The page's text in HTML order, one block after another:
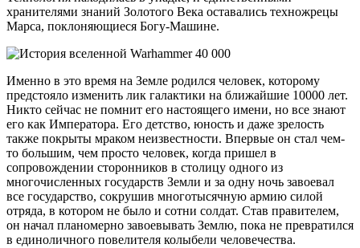
хранителями знаний Золотого Века оставались техножрецы
Марса, поклоняющиеся Богу-Машине.
Именно в это время на Земле родился человек, которому
предстояло изменить лик галактики на ближайшие 10000 лет.
Никто сейчас не помнит его настоящего имени, но все знают
его как Императора. Его детство, юность и даже зрелость
также покрыты мраком неизвестности. Впервые он стал чем-
то большим, чем просто человек, когда пришел в
сопровождении сторонников в столицу одного из
многочисленных государств Земли и за одну ночь завоевал
все государство, сокрушив многотысячную армию силой
отряда, в котором не было и сотни солдат. Став правителем,
он начал планомерно завоевывать Землю, пока не превратился
в единоличного повелителя колыбели человечества.